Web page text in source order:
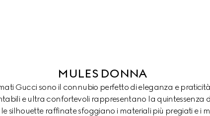
MULES DONNA
Gucci sono il connubio perfetto di eleganza e
e ultra confortevoli rappresentano la quintessenza
silhouette raffinate sfoggiano i materiali più pregiati e i